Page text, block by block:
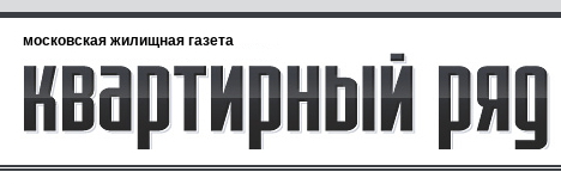
московская жилищная газета